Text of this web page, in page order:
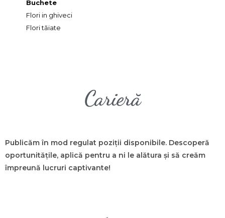
Buchete
Flori in ghiveci
Flori tăiate
Carieră
Publicăm în mod regulat poziții disponibile. Descoperă
oportunitățile, aplică pentru a ni le alătura și să creăm
împreună lucruri captivante!